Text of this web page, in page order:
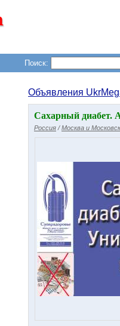
Поиск:
Объявления
Сахарный диабет.
Россия /Москва и